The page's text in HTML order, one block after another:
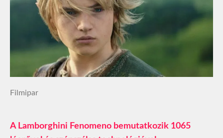
Filmipar
A Lamborghini Fenomeno bemutatkozik 1065